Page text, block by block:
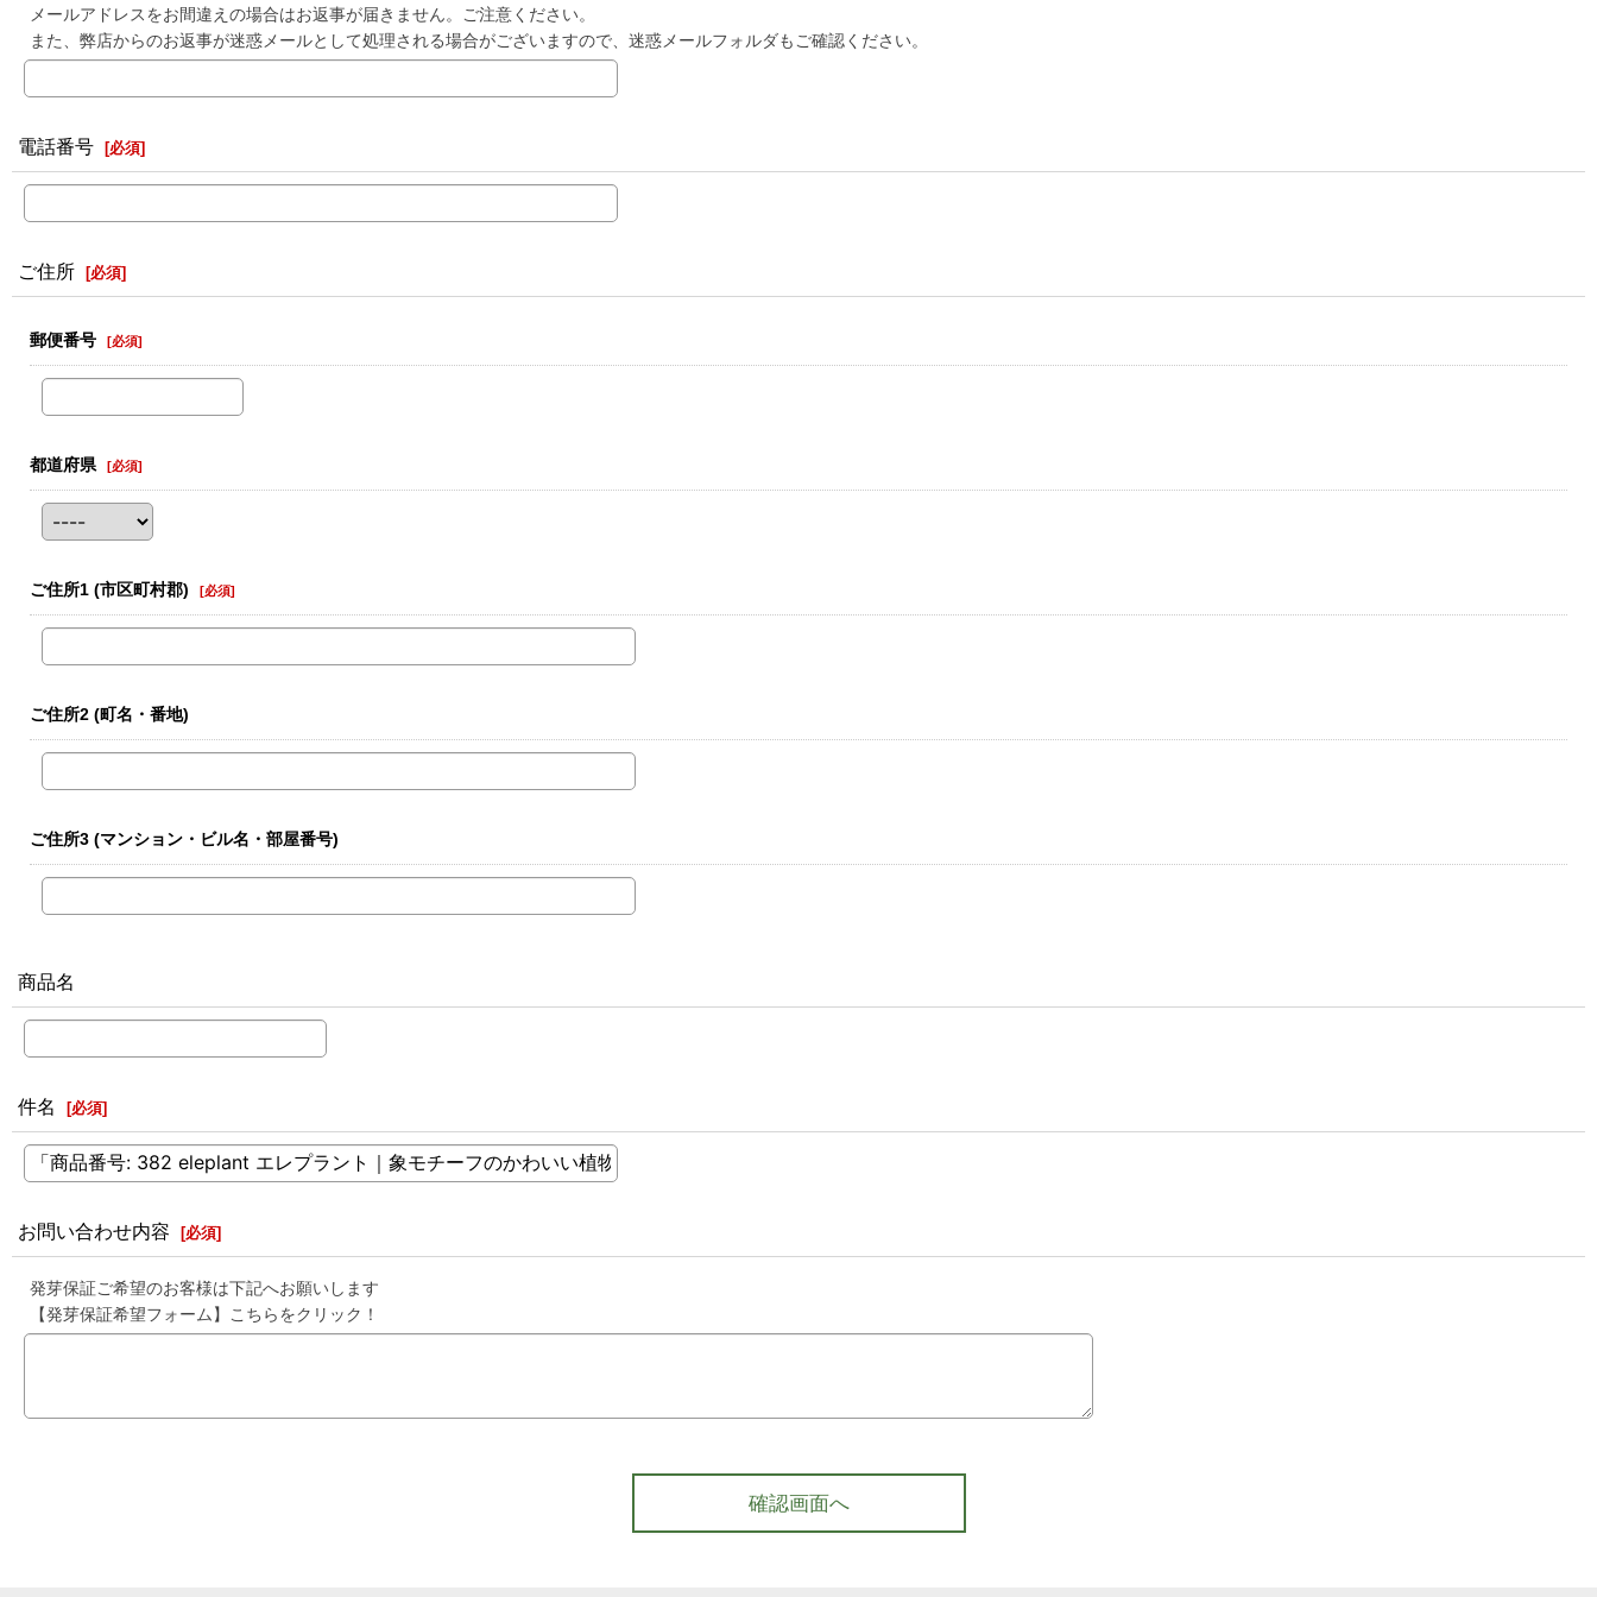
メールアドレスをお間違えの場合はお返事が届きません。ご注意ください。
また、弊店からのお返事が迷惑メールとして処理される場合がございますので、迷惑メールフォルダもご確認ください。
電話番号 [必須]
ご住所 [必須]
郵便番号 [必須]
都道府県 [必須]
ご住所1 (市区町村郡) [必須]
ご住所2 (町名・番地)
ご住所3 (マンション・ビル名・部屋番号)
商品名
件名 [必須]
お問い合わせ内容 [必須]
発芽保証ご希望のお客様は下記へお願いします
【発芽保証希望フォーム】こちらをクリック！
確認画面へ